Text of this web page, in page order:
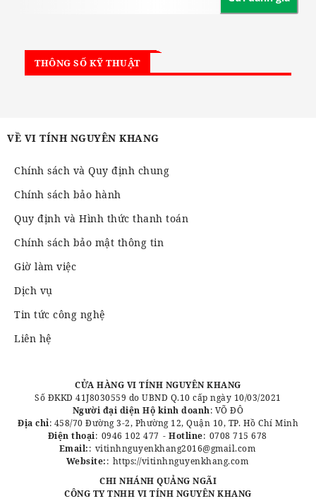
THÔNG SỐ KỸ THUẬT
VỀ VI TÍNH NGUYÊN KHANG
Chính sách và Quy định chung
Chính sách bảo hành
Quy định và Hình thức thanh toán
Chính sách bảo mật thông tin
Giờ làm việc
Dịch vụ
Tin tức công nghệ
Liên hệ
CỬA HÀNG VI TÍNH NGUYÊN KHANG
Số ĐKKD 41J8030559 do UBND Q.10 cấp ngày 10/03/2021
Người đại diện Hộ kinh doanh: VÕ ĐÔ
Địa chỉ: 458/70 Đường 3-2, Phường 12, Quận 10, TP. Hồ Chí Minh
Điện thoại: 0946 102 477 - Hotline: 0708 715 678
Email:: vitinhnguyenkhang2016@gmail.com
Website:: https://vitinhnguyenkhang.com
CHI NHÁNH QUẢNG NGÃI
CÔNG TY TNHH VI TÍNH NGUYÊN KHANG